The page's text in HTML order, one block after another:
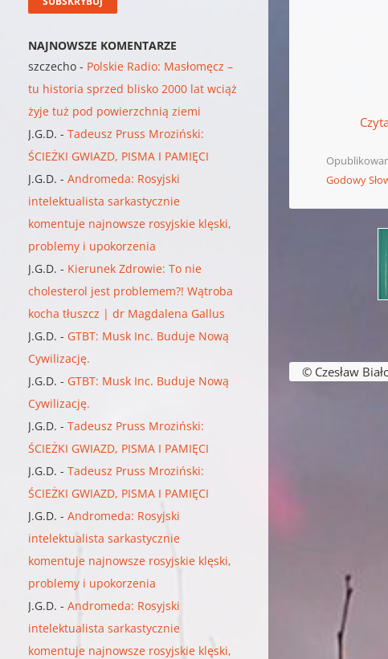
Godowy
NAJNOWSZE KOMENTARZE
szczecho - Polskie Radio: Masłomęcz –
tu historia sprzed blisko 2000 lat wciąż
żyje tuż pod powierzchnią ziemi
J.G.D. -Tadeusz Pruss Mroziński:
ŚCIEŻKI GWIAZD, PISMA I PAMIĘCI
J.G.D. -Andromeda: Rosyjski
intelektualista sarkastycznie
komentuje najnowsze rosyjskie klęski,
problemy i upokorzenia
J.G.D. - Kierunek Zdrowie: To nie
cholesterol jest problemem?! Wątroba
kocha tłuszcz | dr Magdalena Gallus
J.G.D. - GTBT: Musk Inc. Buduje Nową
Cywilizację.
J.G.D. - GTBT: Musk Inc. Buduje Nową
Cywilizację.
J.G.D. -Tadeusz Pruss Mroziński:
ŚCIEŻKI GWIAZD, PISMA I PAMIĘCI
J.G.D. -Tadeusz Pruss Mroziński:
ŚCIEŻKI GWIAZD, PISMA I PAMIĘCI
J.G.D. -Andromeda: Rosyjski
intelektualista sarkastycznie
komentuje najnowsze rosyjskie klęski,
problemy i upokorzenia
J.G.D. -Andromeda: Rosyjski
intelektualista sarkastycznie
komentuje najnowsze rosyjskie klęski,
© Czesław